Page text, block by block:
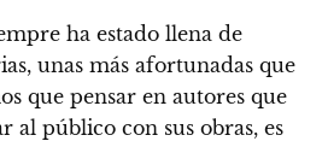
ha estado llena de
unas más afortunadas que
que pensar en autores que
al público con sus obras, es